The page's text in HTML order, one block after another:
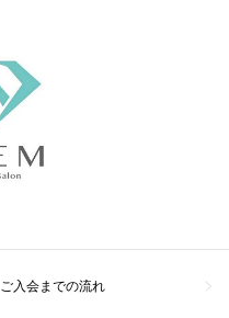
ご入会までの流れ